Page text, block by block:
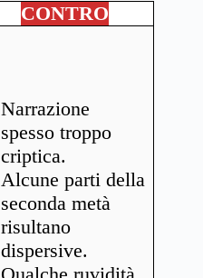
CONTRO
Narrazione
spesso troppo
criptica.
Alcune parti della
seconda metà
risultano
dispersive.